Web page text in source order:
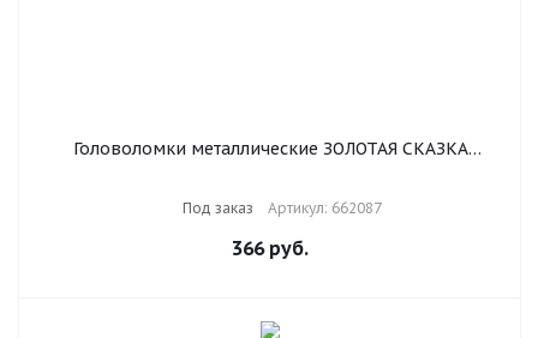
Головоломки металлические ЗОЛОТАЯ СКАЗКА
Под заказ Артикул: 662087
366руб.